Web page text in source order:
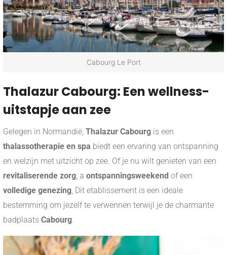
Cabourg Le Port
Thalazur Cabourg: Een wellness-
uitstapje aan zee
Gelegen in Normandië, Thalazur Cabourg is een
thalassotherapie en spa biedt een ervaring van ontspanning
en welzijn met uitzicht op zee. Of je nu wilt genieten van een
revitaliserende zorg, a ontspanningsweekend of een
volledige genezing, Dit etablissement is een ideale
bestemming om jezelf te verwennen terwijl je de charmante
badplaats Cabourg.